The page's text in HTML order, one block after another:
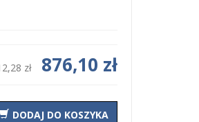
zł 876,10 zł
DODAJ DO KOSZYKA